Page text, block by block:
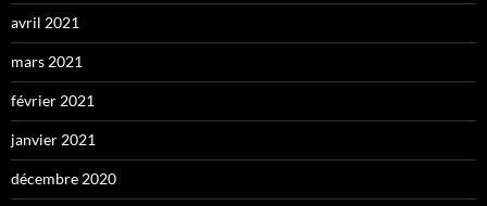
avril 2021
mars 2021
février 2021
janvier 2021
décembre 2020